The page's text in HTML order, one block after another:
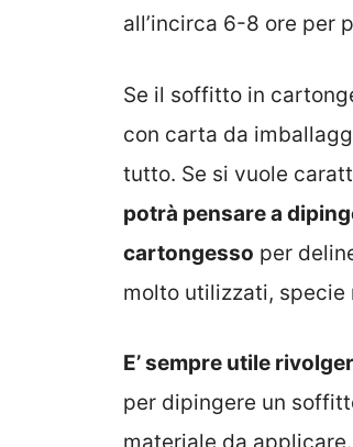
all’incirca 6-8 ore per
Se il soffitto in
con carta da
tutto. Se si vuole
potrà pensare a
cartongesso per
molto utilizzati, specie
E’ sempre utile
per dipingere un